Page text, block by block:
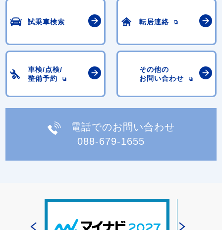
試乗車検索 転居連絡
車検/点検/
整備予約
その他の
お問い合わせ
電話でのお問い合わせ
088-679-1655